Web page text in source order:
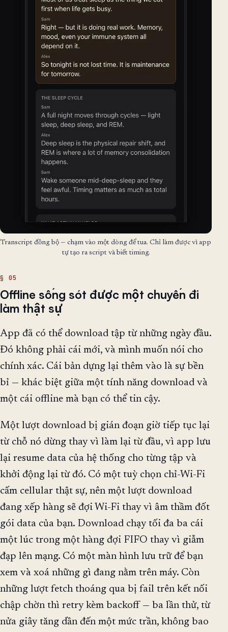
Transcript đồng bộ — chạm vào một dòng để tua. Chỉ làm được vì app
tự tạo ra script và biết timing.
Offline sống sót được một chuyến đi
làm thật sự
App đã có thể download tập từ những ngày đầu.
Đó không phải cái mới, và mình muốn nói cho
chính xác. Cái bản dựng lại thêm vào là sự bền
bỉ — khác biệt giữa một tính năng download và
một cái offline mà bạn có thể tin cậy.
Một lượt download bị gián đoạn giờ tiếp tục lại
từ chỗ nó dừng thay vì làm lại từ đầu, vì app lưu
lại resume data của hệ thống cho từng tập và
khởi động lại từ đó. Có một tuỳ chọn chỉ-Wi-Fi
cấm cellular thật sự, nên một lượt download
đang xếp hàng sẽ đợi Wi-Fi thay vì âm thầm đốt
gói data của bạn. Download chạy tối đa ba cái
một lúc trong một hàng đợi FIFO thay vì giẫm
đạp lên mạng. Có một màn hình lưu trữ để bạn
xem và xoá những gì đang nằm trên máy. Còn
những lượt fetch thoáng qua bị fail trên kết nối
chập chờn thì retry kèm backoff — ba lần thử, từ
nửa giây tăng dần đến một mức trần, không bao